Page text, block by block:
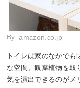
By:amazon.co.jp
トイレは家のなかで
な空間。観葉植物を取
気を演出できるのがメ